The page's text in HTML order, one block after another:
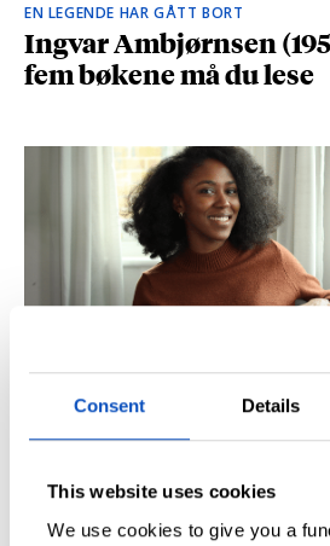
Consent Details
This website uses cookies
We use cookies to give you a
EN LEGENDE HAR GÅTT BORT
Ingvar Ambjørnsen
fem bøkene må du lese
BRITISK STJERNESKUDD
Kåret til en av
unge forfattere: –
hvilke deler som fikk